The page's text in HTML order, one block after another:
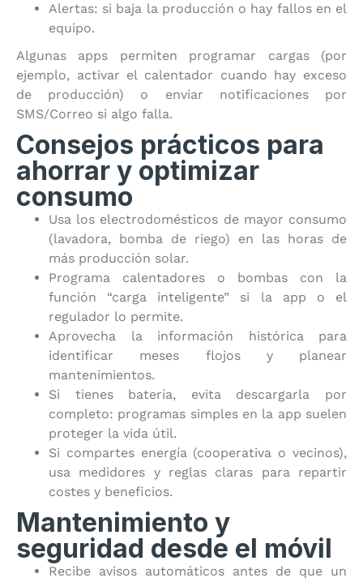
Alertas: si baja la producción o hay fallos en el
equipo.
Algunas apps permiten programar cargas (por
ejemplo, activar el calentador cuando hay exceso
de producción) o enviar notificaciones por
SMS/Correo si algo falla.
Consejos prácticos para
ahorrar y optimizar
consumo
Usa los electrodomésticos de mayor consumo
(lavadora, bomba de riego) en las horas de
más producción solar.
Programa calentadores o bombas con la
función “carga inteligente” si la app o el
regulador lo permite.
Aprovecha la información histórica para
identificar meses flojos y planear
mantenimientos.
Si tienes batería, evita descargarla por
completo: programas simples en la app suelen
proteger la vida útil.
Si compartes energía (cooperativa o vecinos),
usa medidores y reglas claras para repartir
costes y beneficios.
Mantenimiento y
seguridad desde el móvil
Recibe avisos automáticos antes de que un